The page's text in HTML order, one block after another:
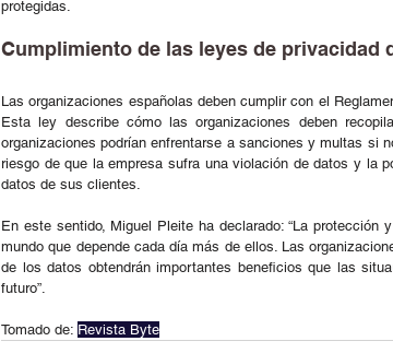
protegidas.
Cumplimiento de las leyes de privacidad
Las organizaciones españolas deben cumplir con el
Esta ley describe cómo las organizaciones deben
organizaciones podrían enfrentarse a sanciones y multas si
riesgo de que la empresa sufra una violación de datos y la
datos de sus clientes.
En este sentido, Miguel Pleite ha declarado: “La
mundo que depende cada día más de ellos. Las
de los datos obtendrán importantes beneficios que las
futuro”.
Tomado de: Revista Byte